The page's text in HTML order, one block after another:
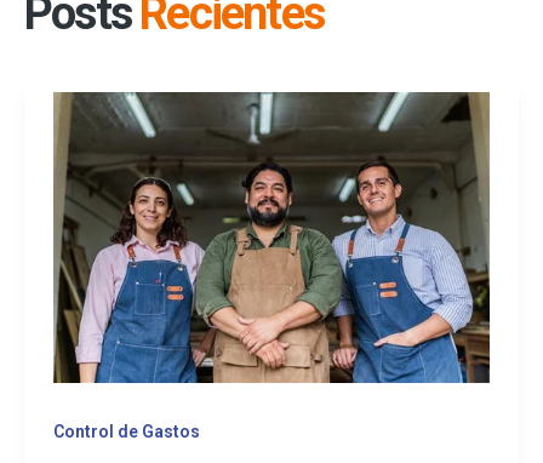
PostsRecientes
Control de Gastos